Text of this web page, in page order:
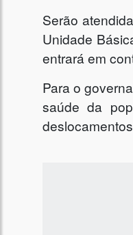
Serão
Unidade
entrará em
Para o
saúde da